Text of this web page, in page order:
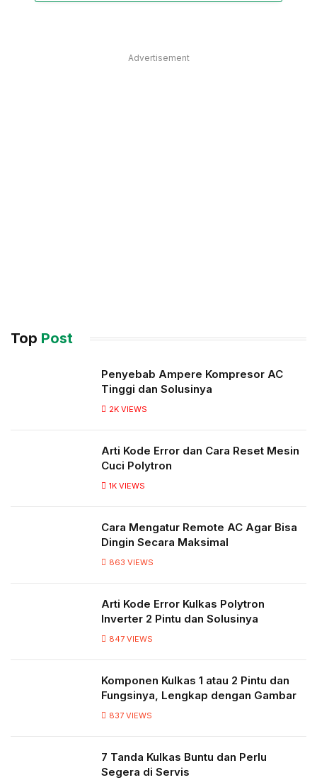
Advertisement
Top Post
Penyebab Ampere Kompresor AC
Tinggi dan Solusinya
2K VIEWS
Arti Kode Error dan Cara Reset Mesin
Cuci Polytron
1K VIEWS
Cara Mengatur Remote AC Agar Bisa
Dingin Secara Maksimal
863 VIEWS
Arti Kode Error Kulkas Polytron
Inverter 2 Pintu dan Solusinya
847 VIEWS
Komponen Kulkas 1 atau 2 Pintu dan
Fungsinya, Lengkap dengan Gambar
837 VIEWS
7 Tanda Kulkas Buntu dan Perlu
Segera di Servis